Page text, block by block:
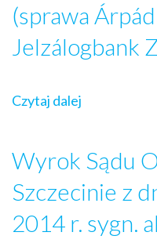
(sprawa
Jelzálogbank
Czytaj dalej
Wyrok Sądu
Szczecinie z
2014 r. sygn.